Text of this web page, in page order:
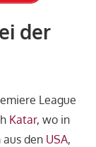
der
League
Katar, wo in
den USA,